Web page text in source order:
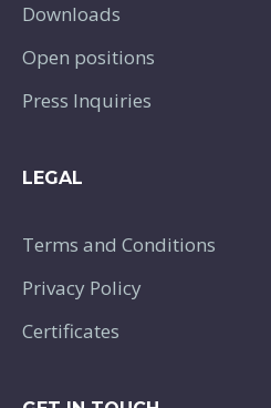
Downloads
Open positions
Press Inquiries
LEGAL
Terms and Conditions
Privacy Policy
Certificates